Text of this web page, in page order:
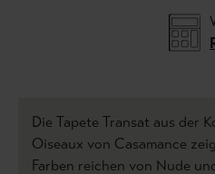
Die Tapete Transat aus der
Oiseaux von Casamance
Farben reichen von Nude